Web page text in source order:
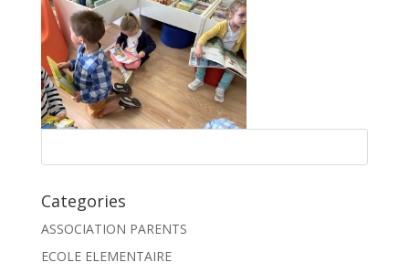
Categories
ASSOCIATION PARENTS
ECOLE ELEMENTAIRE